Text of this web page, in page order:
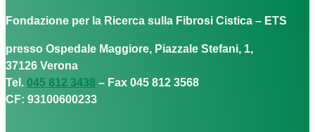
Fondazione per la Ricerca sulla Fibrosi Cistica – ETS
presso Ospedale Maggiore, Piazzale Stefani, 1,
37126 Verona
Tel. 045 812 3438 – Fax 045 812 3568
CF: 93100600233